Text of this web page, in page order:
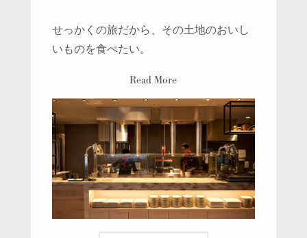
せっかくの旅だから、その土地のおいし
いものを食べたい。
Read More